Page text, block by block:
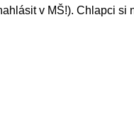
v MŠ!). Chlapci si